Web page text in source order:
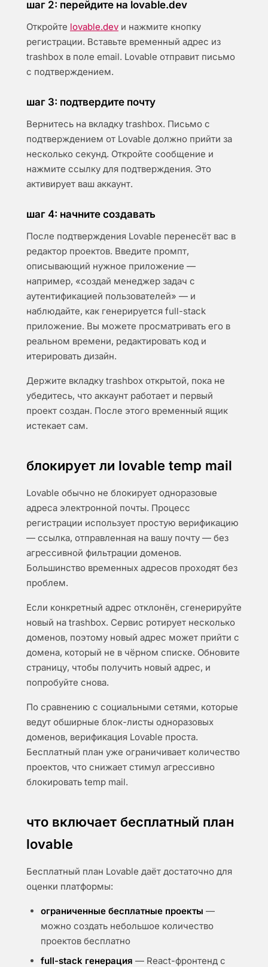
шаг 2: перейдите на lovable.dev
Откройте lovable.dev и нажмите кнопку
регистрации. Вставьте временный адрес из
trashbox в поле email. Lovable отправит письмо
с подтверждением.
шаг 3: подтвердите почту
Вернитесь на вкладку trashbox. Письмо с
подтверждением от Lovable должно прийти за
несколько секунд. Откройте сообщение и
нажмите ссылку для подтверждения. Это
активирует ваш аккаунт.
шаг 4: начните создавать
После подтверждения Lovable перенесёт вас в
редактор проектов. Введите промпт,
описывающий нужное приложение —
например, «создай менеджер задач с
аутентификацией пользователей» — и
наблюдайте, как генерируется full-stack
приложение. Вы можете просматривать его в
реальном времени, редактировать код и
итерировать дизайн.
Держите вкладку trashbox открытой, пока не
убедитесь, что аккаунт работает и первый
проект создан. После этого временный ящик
истекает сам.
блокирует ли lovable temp mail
Lovable обычно не блокирует одноразовые
адреса электронной почты. Процесс
регистрации использует простую верификацию
— ссылка, отправленная на вашу почту — без
агрессивной фильтрации доменов.
Большинство временных адресов проходят без
проблем.
Если конкретный адрес отклонён, сгенерируйте
новый на trashbox. Сервис ротирует несколько
доменов, поэтому новый адрес может прийти с
домена, который не в чёрном списке. Обновите
страницу, чтобы получить новый адрес, и
попробуйте снова.
По сравнению с социальными сетями, которые
ведут обширные блок-листы одноразовых
доменов, верификация Lovable проста.
Бесплатный план уже ограничивает количество
проектов, что снижает стимул агрессивно
блокировать temp mail.
что включает бесплатный план
lovable
Бесплатный план Lovable даёт достаточно для
оценки платформы:
ограниченные бесплатные проекты —
можно создать небольшое количество
проектов бесплатно
full-stack генерация — React-фронтенд с